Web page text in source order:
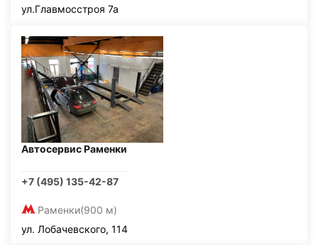
ул.Главмосстроя 7а
Автосервис Раменки
+7 (495) 135-42-87
Раменки(900 м)
ул. Лобачевского, 114